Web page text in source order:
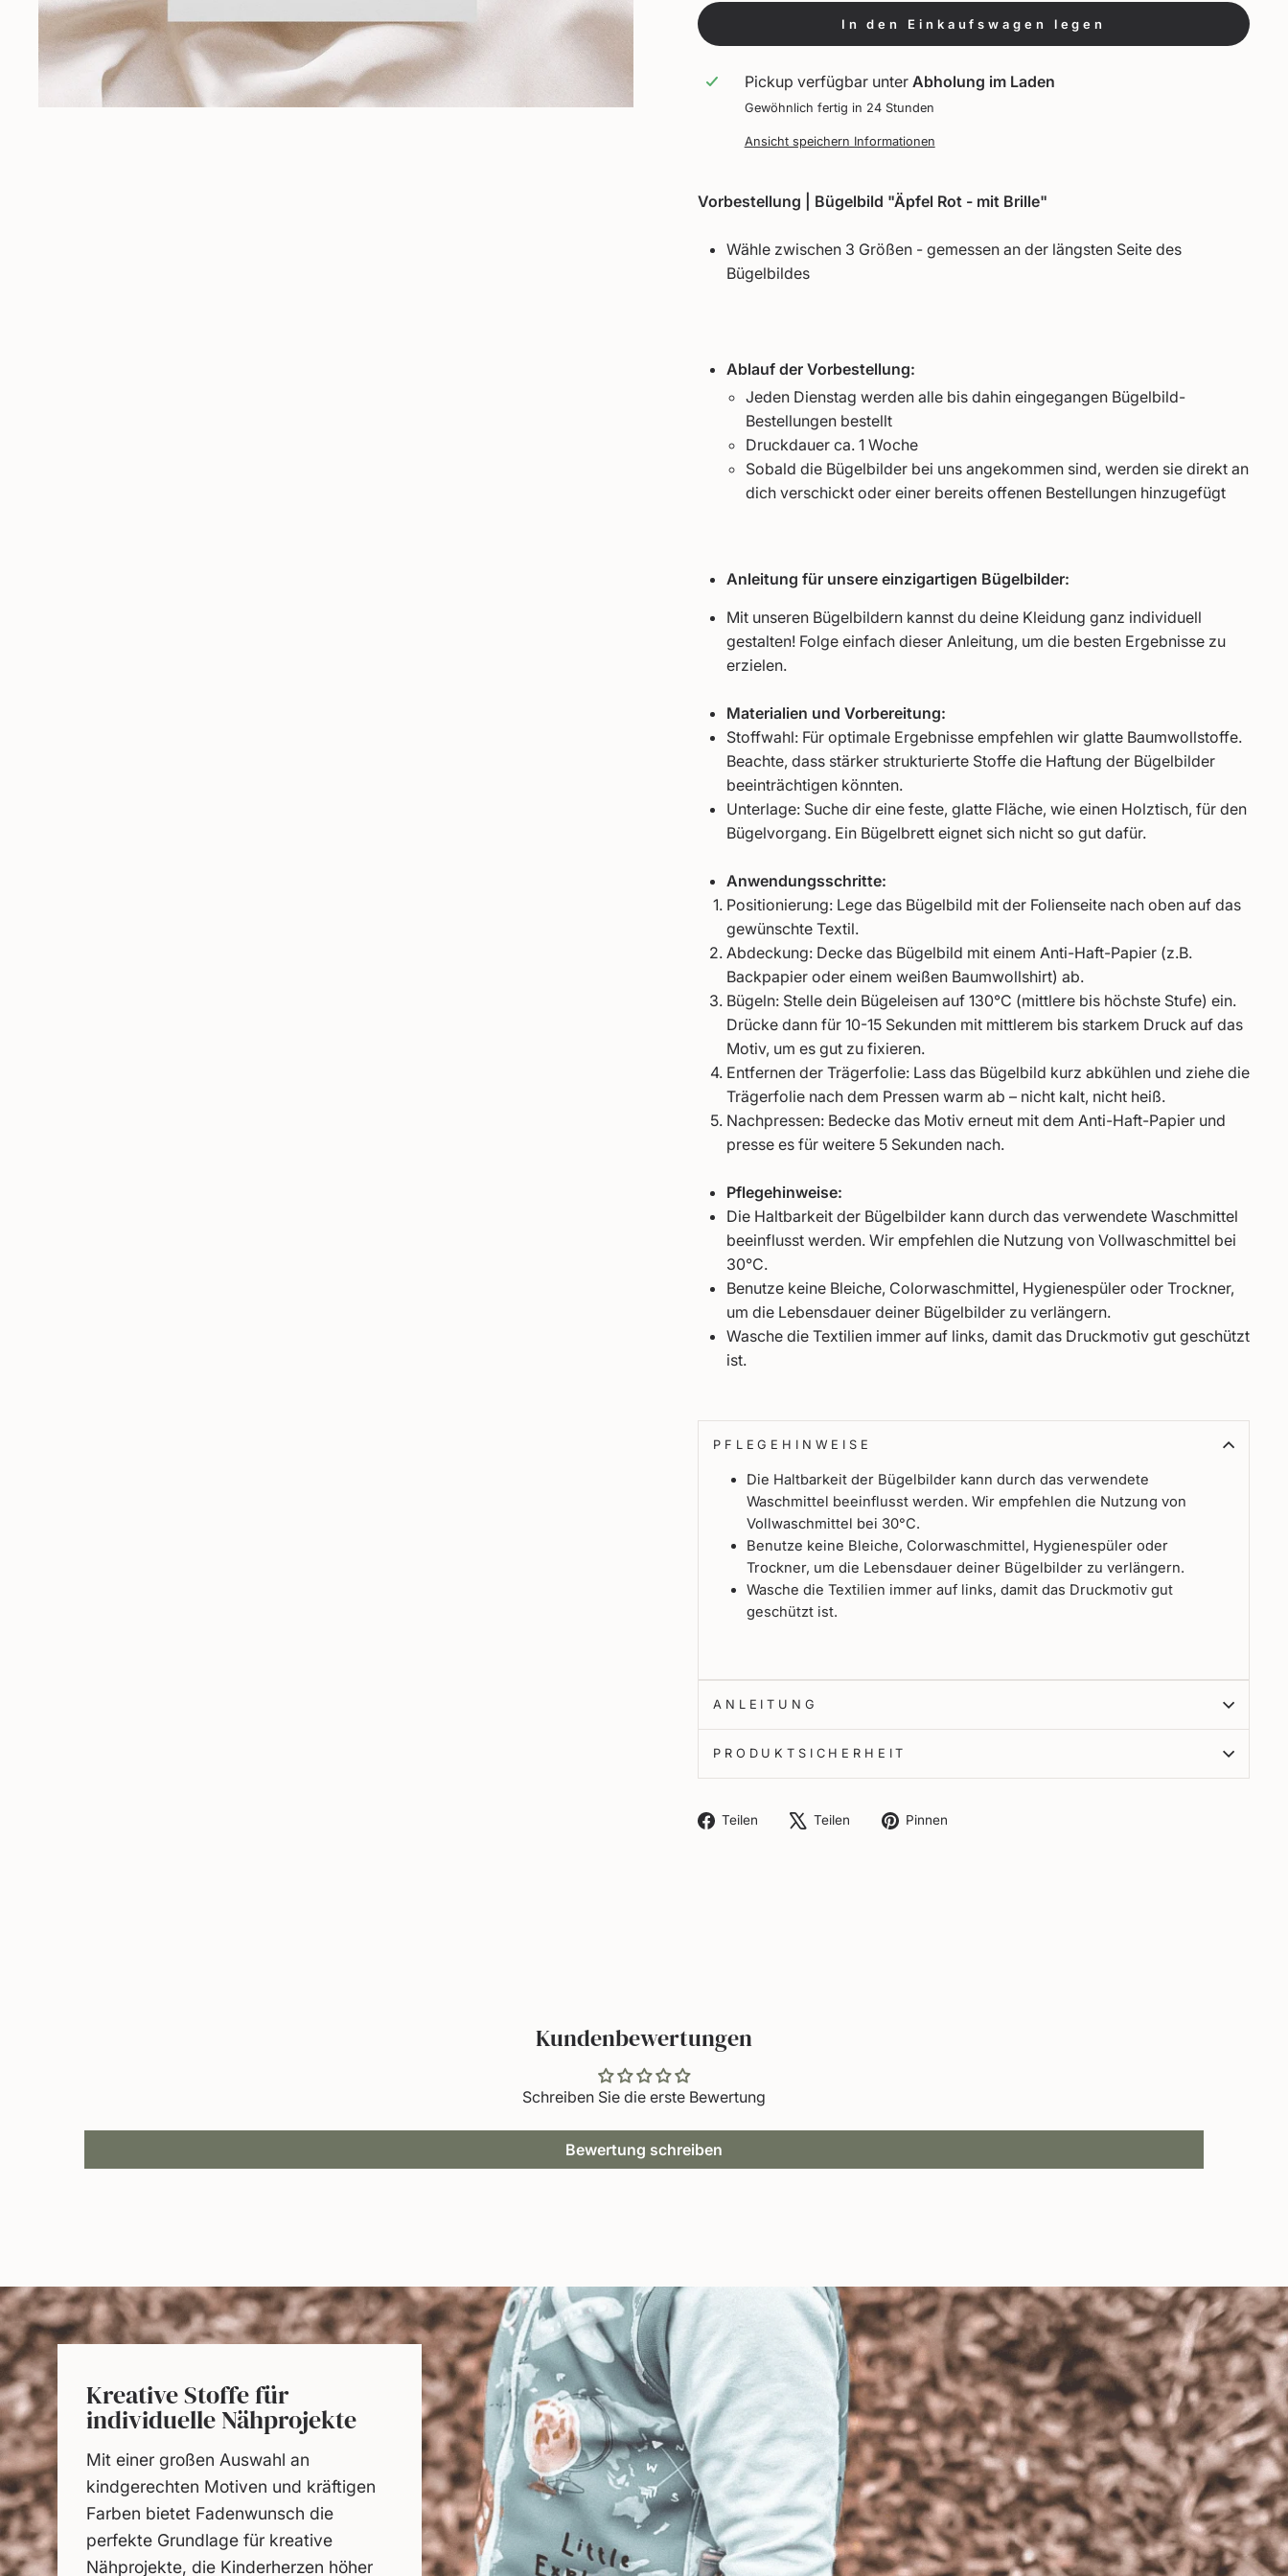
In den Einkaufswagen legen
Pickup verfügbar unter Abholung im Laden
Gewöhnlich fertig in 24 Stunden
Ansicht speichern Informationen
Vorbestellung | Bügelbild "Äpfel Rot - mit Brille"
Wähle zwischen 3 Größen - gemessen an der längsten Seite des
Bügelbildes
Ablauf der Vorbestellung:
Jeden Dienstag werden alle bis dahin eingegangen Bügelbild-
Bestellungen bestellt
Druckdauer ca. 1 Woche
Sobald die Bügelbilder bei uns angekommen sind, werden sie direkt an
dich verschickt oder einer bereits offenen Bestellungen hinzugefügt
Anleitung für unsere einzigartigen Bügelbilder:
Mit unseren Bügelbildern kannst du deine Kleidung ganz individuell
gestalten! Folge einfach dieser Anleitung, um die besten Ergebnisse zu
erzielen.
Materialien und Vorbereitung:
Stoffwahl: Für optimale Ergebnisse empfehlen wir glatte Baumwollstoffe.
Beachte, dass stärker strukturierte Stoffe die Haftung der Bügelbilder
beeinträchtigen könnten.
Unterlage: Suche dir eine feste, glatte Fläche, wie einen Holztisch, für den
Bügelvorgang. Ein Bügelbrett eignet sich nicht so gut dafür.
Anwendungsschritte:
Positionierung: Lege das Bügelbild mit der Folienseite nach oben auf das
gewünschte Textil.
Abdeckung: Decke das Bügelbild mit einem Anti-Haft-Papier (z.B.
Backpapier oder einem weißen Baumwollshirt) ab.
Bügeln: Stelle dein Bügeleisen auf 130°C (mittlere bis höchste Stufe) ein.
Drücke dann für 10-15 Sekunden mit mittlerem bis starkem Druck auf das
Motiv, um es gut zu fixieren.
Entfernen der Trägerfolie: Lass das Bügelbild kurz abkühlen und ziehe die
Trägerfolie nach dem Pressen warm ab – nicht kalt, nicht heiß.
Nachpressen: Bedecke das Motiv erneut mit dem Anti-Haft-Papier und
presse es für weitere 5 Sekunden nach.
Pflegehinweise:
Die Haltbarkeit der Bügelbilder kann durch das verwendete Waschmittel
beeinflusst werden. Wir empfehlen die Nutzung von Vollwaschmittel bei
30°C.
Benutze keine Bleiche, Colorwaschmittel, Hygienespüler oder Trockner,
um die Lebensdauer deiner Bügelbilder zu verlängern.
Wasche die Textilien immer auf links, damit das Druckmotiv gut geschützt
ist.
PFLEGEHINWEISE
Die Haltbarkeit der Bügelbilder kann durch das verwendete
Waschmittel beeinflusst werden. Wir empfehlen die Nutzung von
Vollwaschmittel bei 30°C.
Benutze keine Bleiche, Colorwaschmittel, Hygienespüler oder
Trockner, um die Lebensdauer deiner Bügelbilder zu verlängern.
Wasche die Textilien immer auf links, damit das Druckmotiv gut
geschützt ist.
ANLEITUNG
PRODUKTSICHERHEIT
Teilen
Auf
Teilen
Auf
Pinnen
Kundenbewertungen
Schreiben Sie die erste Bewertung
Bewertung schreiben
Kreative Stoffe für
individuelle Nähprojekte
Mit einer großen Auswahl an
kindgerechten Motiven und kräftigen
Farben bietet Fadenwunsch die
perfekte Grundlage für kreative
Nähprojekte, die Kinderherzen höher